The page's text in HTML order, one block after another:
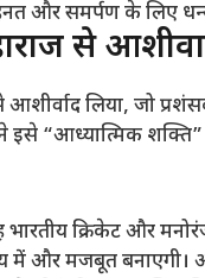
और समर्पण के लिए
से
लिया, जो
इसे “आध्यात्मिक शक्ति”
क्रिकेट और
में और मजबूत